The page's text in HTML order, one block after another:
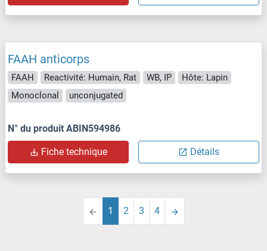
FAAH anticorps
FAAH Reactivité: Humain, Rat WB, IP
Hôte: Lapin
Monoclonal
unconjugated
N° du produit ABIN594986
Fiche technique Détails
1 2 3 4